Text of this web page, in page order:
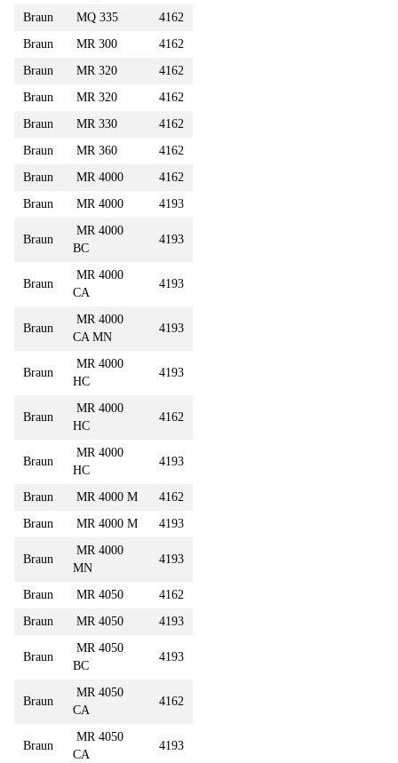
Braun
MQ 335
4162
Braun
MR 300
4162
Braun
MR 320
4162
Braun
MR 320
4162
Braun
MR 330
4162
Braun
MR 360
4162
Braun
MR 4000
4162
Braun
MR 4000 4193
Braun
MR 4000
BC
4193
Braun
MR 4000
CA
4193
Braun
MR 4000
CA MN
4193
Braun
MR 4000
HC
4193
Braun
MR 4000
HC
4162
Braun
MR 4000
HC
4193
Braun MR 4000 M
4162
Braun
MR 4000 M 4193
Braun
MR 4000
MN
4193
Braun MR 4050
4162
Braun
MR 4050 4193
Braun
MR 4050
BC
4193
Braun
MR 4050
CA
4162
Braun
MR 4050
CA
4193